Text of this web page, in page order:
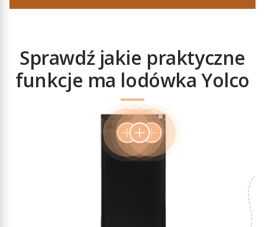
Sprawdź jakie praktyczne
funkcje ma lodówka Yolco